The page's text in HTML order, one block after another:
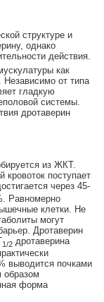
структуре и
однако
действия.
как
Независимо от типа
гладкую
системы.
дротаверин
из ЖКТ.
кровоток поступает
через 45-
Равномерно
клетки. Не
могут
Дротаверин
1/2 дротаверина
выводится почками
образом
форма